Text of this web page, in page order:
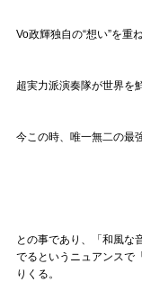
Vo政輝独自の“想い”を重
超実力派演奏隊が世界を
今この時、唯一無二の最
との事であり、「和風な
でるというニュアンスで
りくる。